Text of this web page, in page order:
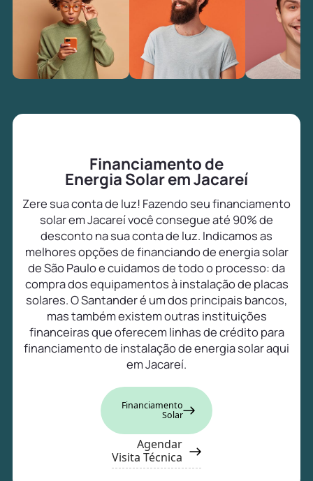
Financiamento de
Energia Solar em Jacareí
Zere sua conta de luz! Fazendo seu financiamento
solar em Jacareí você consegue até 90% de
desconto na sua conta de luz. Indicamos as
melhores opções de financiando de energia solar
de São Paulo e cuidamos de todo o processo: da
compra dos equipamentos à instalação de placas
solares. O Santander é um dos principais bancos,
mas também existem outras instituições
financeiras que oferecem linhas de crédito para
financiamento de instalação de energia solar aqui
em Jacareí.
Financiamento
Solar
Agendar
Visita Técnica